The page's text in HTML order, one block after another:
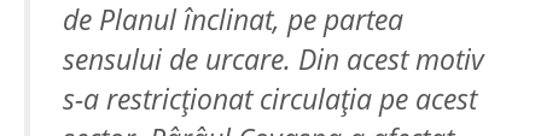
de Planul înclinat, pe partea
sensului de urcare. Din acest motiv
s-a restricţionat circulaţia pe acest